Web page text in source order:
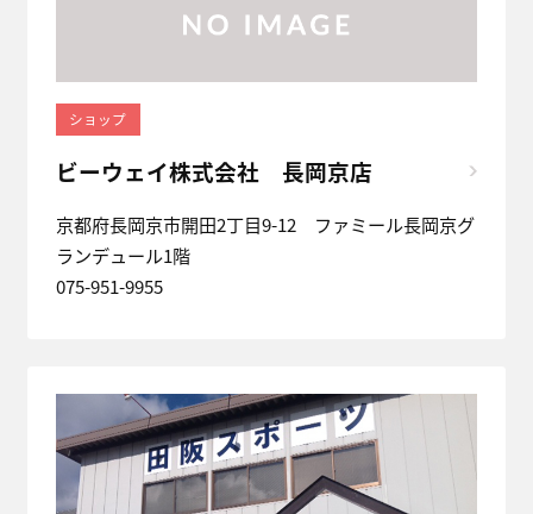
ショップ
ビーウェイ株式会社 長岡京店
京都府長岡京市開田2丁目9-12 ファミール長岡京グ
ランデュール1階
075-951-9955